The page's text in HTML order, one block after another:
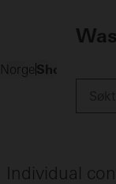
Norge Shortcut
Individual